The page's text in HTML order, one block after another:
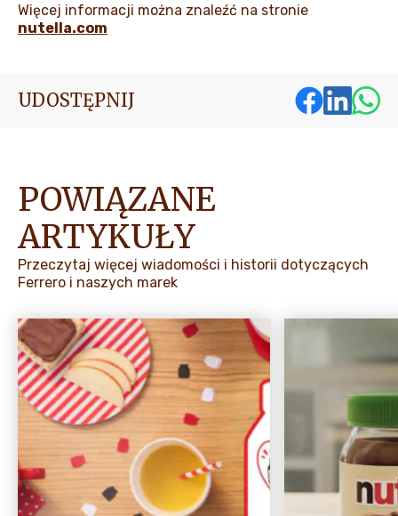
Więcej informacji można znaleźć na stronie
nutella.com
UDOSTĘPNIJ
POWIĄZANE
ARTYKUŁY
Przeczytaj więcej wiadomości i historii dotyczących
Ferrero i naszych marek